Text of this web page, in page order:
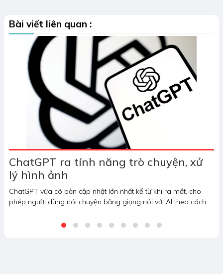
Bài viết liên quan :
ChatGPT ra tính năng trò chuyện, xử
lý hình ảnh
ChatGPT vừa có bản cập nhật lớn nhất kể từ khi ra mắt, cho
phép người dùng nói chuyện bằng giọng nói với AI theo cách tự